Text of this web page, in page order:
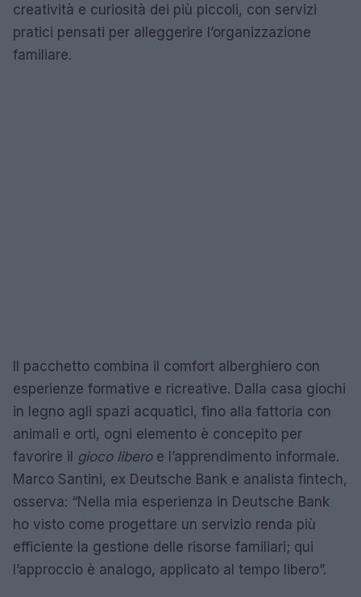
creatività e curiosità dei più piccoli, con servizi
pratici pensati per alleggerire l’organizzazione
familiare.
Il pacchetto combina il comfort alberghiero con
esperienze formative e ricreative. Dalla casa giochi
in legno agli spazi acquatici, fino alla fattoria con
animali e orti, ogni elemento è concepito per
favorire il gioco liberoe l’apprendimento informale.
Marco Santini, ex Deutsche Bank e analista fintech,
osserva: “Nella mia esperienza in Deutsche Bank
ho visto come progettare un servizio renda più
efficiente la gestione delle risorse familiari; qui
l’approccio è analogo, applicato al tempo libero”.